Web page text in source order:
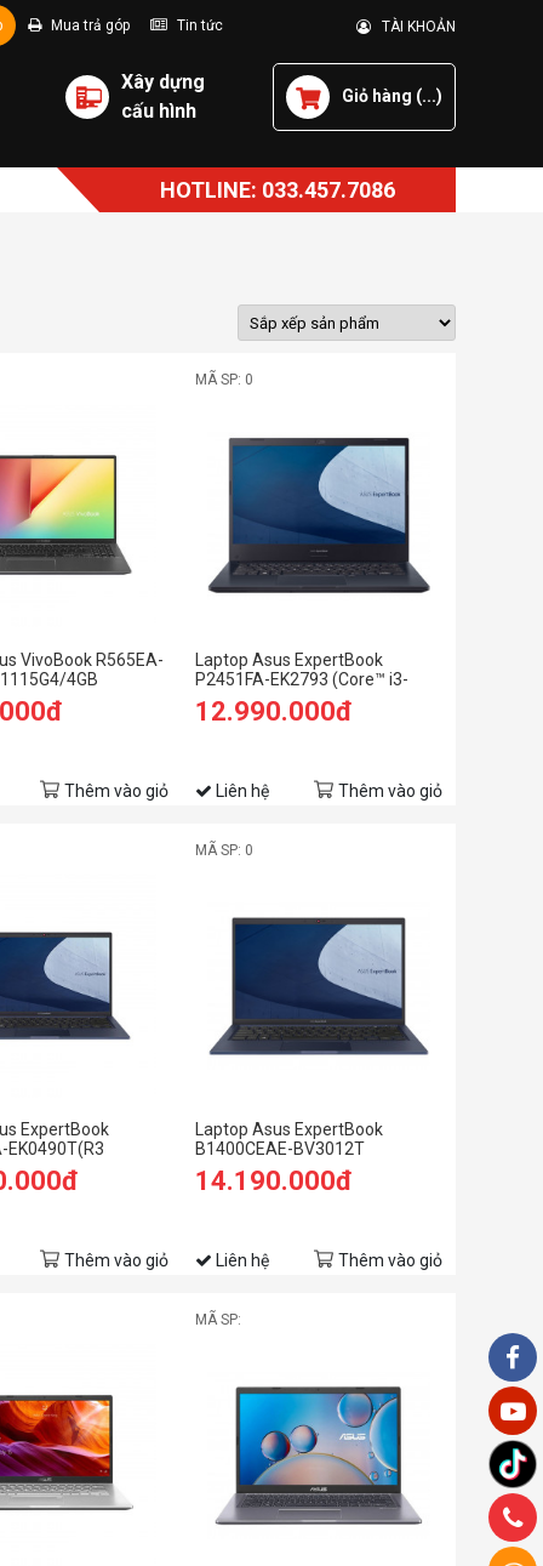
Mua trả góp Tin tức TÀI KHOẢN
Xây dựng
cấu hình
Giỏ hàng (...)
HOTLINE: 033.457.7086
VivoBook R565EA-
4GB
SSD/15.6 FHD/Win
Thêm vào giỏ
MÃ SP: 0
Laptop Asus ExpertBook
P2451FA-EK2793 (Core™ i3-
10110U | 4GB | 512GB | Intel UHD
| 14.0 inch FHD | Free Dos)
12.990.000đ
Liên hệ Thêm vào giỏ
ExpertBook
EK0490T(R3
RAM/256GB
Win10/Đen)
Thêm vào giỏ
MÃ SP: 0
Laptop Asus ExpertBook
B1400CEAE-BV3012T
14.190.000đ
Liên hệ Thêm vào giỏ
MÃ SP: